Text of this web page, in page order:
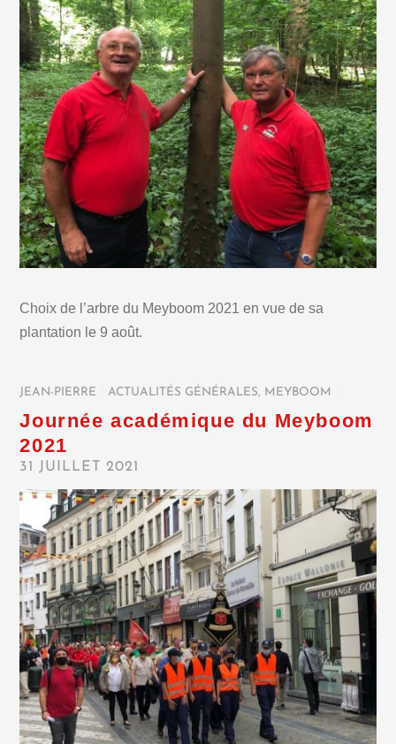
Choix de l’arbre du Meyboom 2021 en vue de sa
plantation le 9 août.
JEAN-PIERRE ACTUALITÉS GÉNÉRALES, MEYBOOM
Journée académique du Meyboom
2021
31 JUILLET 2021